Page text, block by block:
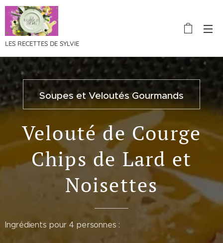
LES RECETTES DE SYLVIE
Soupes et Veloutés Gourmands
Velouté de Courge
Chips de Lard et
Noisettes
Ingrédients pour 4 personnes :